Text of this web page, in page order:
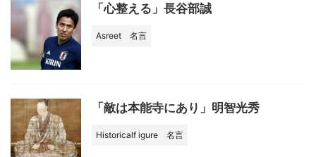
「心整える」長谷部誠
Asreet 名言
「敵は本能寺にあり」明智光秀
Historicalf igure 名言